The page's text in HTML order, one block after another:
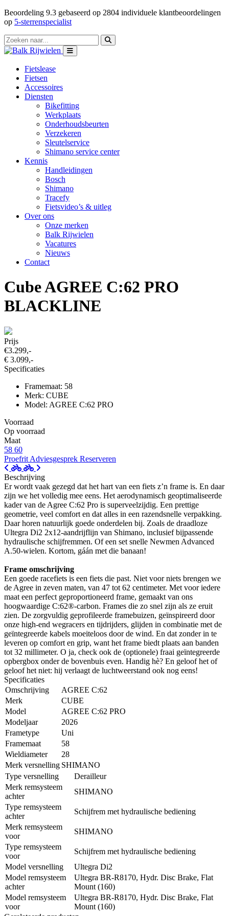
Beoordeling 9.3 gebaseerd op 2804 individuele klantbeoordelingen
op 5-sterrenspecialist
Fietslease
Fietsen
Accessoires
Diensten
Bikefitting
Werkplaats
Onderhoudsbeurten
Verzekeren
Sleutelservice
Shimano service center
Kennis
Handleidingen
Bosch
Shimano
Tracefy
Fietsvideo’s & uitleg
Over ons
Onze merken
Balk Rijwielen
Vacatures
Nieuws
Contact
Cube AGREE C:62 PRO
BLACKLINE
Prijs
€3.299,-
€ 3.099,-
Specificaties
Framemaat: 58
Merk: CUBE
Model: AGREE C:62 PRO
Voorraad
Op voorraad
Maat
58 60
Proefrit Adviesgesprek Reserveren
Beschrijving
Er wordt vaak gezegd dat het hart van een fiets z’n frame is. En daar
zijn we het volledig mee eens. Het aerodynamisch geoptimaliseerde
kader van de Agree C:62 Pro is superveelzijdig. Een prettige
geometrie, veel comfort en dat alles in een razendsnelle verpakking.
Daar horen natuurlijk goede onderdelen bij. Zoals de draadloze
Ultegra Di2 2x12-aandrijflijn van Shimano, inclusief bijpassende
hydraulische schijfremmen. Of een set snelle Newmen Advanced
A.50-wielen. Kortom, gáán met die banaan!
Frame omschrijving
Een goede racefiets is een fiets die past. Niet voor niets brengen we
de Agree in zeven maten, van 47 tot 62 centimeter. Met voor iedere
maat een perfect geproportioneerd frame, gemaakt van ons
hoogwaardige C:62®-carbon. Frames die zo snel zijn als ze eruit
zien. De zorgvuldig geprofileerde framebuizen, geïnspireerd door
onze high-end wegracers en tijdrijders, glijden in combinatie met de
geïntegreerde kabels moeiteloos door de wind. En dat zonder in te
leveren op comfort en grip, want het frame biedt plaats aan banden
tot 32 millimeter. O ja, check ook de (optionele) fraai geïntegreerde
opbergbox onder de bovenbuis even. Handig hè? En geloof het of
geloof het niet: hij verlaagt de luchtweerstand ook nog eens!
Specificaties
Omschrijving
AGREE C:62
Merk
CUBE
Model
AGREE C:62 PRO
Modeljaar
2026
Frametype
Uni
Framemaat
58
Wieldiameter
28
Merk versnelling SHIMANO
Type versnelling
Derailleur
Merk remsysteem
achter
SHIMANO
Type remsysteem
achter
Schijfrem met hydraulische bediening
Merk remsysteem
voor
SHIMANO
Type remsysteem
voor
Schijfrem met hydraulische bediening
Model versnelling
Ultegra Di2
Model remsysteem
achter
Ultegra BR-R8170, Hydr. Disc Brake, Flat
Mount (160)
Model remsysteem
voor
Ultegra BR-R8170, Hydr. Disc Brake, Flat
Mount (160)